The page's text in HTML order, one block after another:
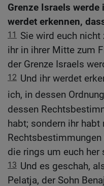
Grenze Israels
werdet erkennen,
11
Sie wird euch
ihr in ihrer Mitte zum
der Grenze Israels
12 Und ihr werdet
ich, in dessen
dessen
habt; sondern ihr habt
die rings um euch her
13 Und es geschah,
Pelatja, der Sohn